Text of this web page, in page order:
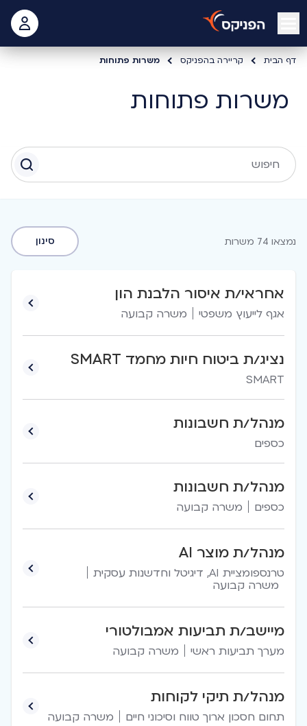
open mobile menu
דף הבית קריירה בהפניקס משרות פתוחות
משרות פתוחות
נמצאו 74 משרות סינון
אחראי/ת איסור הלבנת הון
אגף לייעוץ משפטי משרה קבועה
נציג/ת ביטוח חיות מחמד SMART
SMART
מנהל/ת חשבונות
כספים
מנהל/ת חשבונות
כספים משרה קבועה
מנהל/ת מוצר AI
טרנספומציית AI, דיגיטל וחדשנות עסקית
משרה קבועה
מיישב/ת תביעות אמבולטורי
מערך תביעות ראשי משרה קבועה
מנהל/ת תיקי לקוחות
תחום חסכון ארוך טווח וסיכוני חיים משרה קבועה